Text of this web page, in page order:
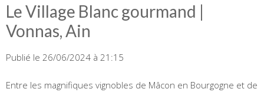
Le Village Blanc gourmand |
Vonnas, Ain
Publié le 26/06/2024 à 21:15
Entre les magnifiques vignobles de Mâcon en Bourgogne et de